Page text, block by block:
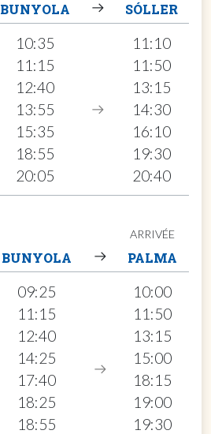
BUNYOLA SÓLLER
10:35
11:15
12:40
13:55
15:35
18:55
20:05
11:10
11:50
13:15
14:30
16:10
19:30
20:40
ARRIVÉE
BUNYOLA PALMA
09:25
11:15
12:40
14:25
17:40
18:25
18:55
10:00
11:50
13:15
15:00
18:15
19:00
19:30